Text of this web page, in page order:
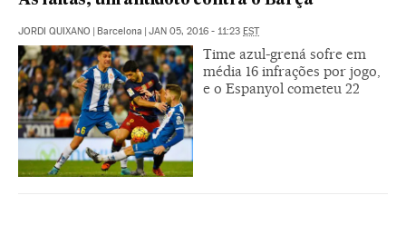
JORDI QUIXANO | Barcelona | JAN 05, 2016 - 11:23 EST
Time azul-grená sofre em
média 16 infrações por jogo,
e o Espanyol cometeu 22